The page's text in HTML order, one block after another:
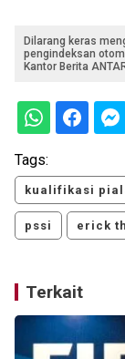
Dilarang keras
pengindeksan
Kantor Berita
Tags:
kualifikasi
pssi erick
Terkait